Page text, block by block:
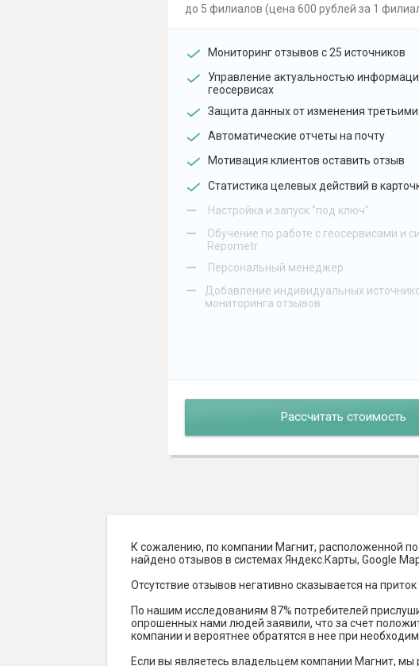
до 5 филиалов (цена 600 рублей за 1
Мониторинг отзывов с 25 источников
Управление актуальностью
геосервисах
Защита данных от изменения
Автоматические отчеты на почту
Мотивация клиентов оставить отзыв
Статистика целевых действий в
– Настройка и запуск "под ключ"
–
Обучение по работе с геосервисами и
Repometr
– Персональный менеджер
–
Добавление индивидуальных
мониторинга отзывов
Рассчитать стоимость
К сожалению, по компании Магнит, расположенной
найдено отзывов в системах Яндекс.Карты, Google
Отсутствие отзывов негативно сказывается на
По нашим исследованиям 87% потребителей
опрошенных нами людей заявили, что за счет
компании и вероятнее обратятся в нее при
Если вы являетесь владельцем компании Магнит,